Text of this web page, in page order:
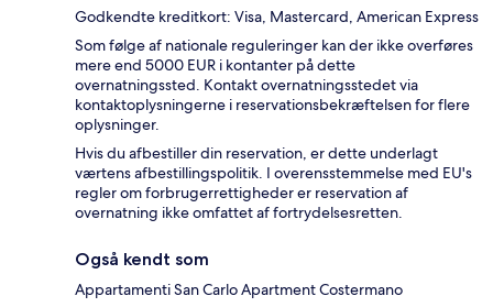
Godkendte kreditkort: Visa, Mastercard, American Express
Som følge af nationale reguleringer kan der ikke overføres
mere end 5000 EUR i kontanter på dette
overnatningssted. Kontakt overnatningsstedet via
kontaktoplysningerne i reservationsbekræftelsen for flere
oplysninger.
Hvis du afbestiller din reservation, er dette underlagt
værtens afbestillingspolitik. I overensstemmelse med EU's
regler om forbrugerrettigheder er reservation af
overnatning ikke omfattet af fortrydelsesretten.
Også kendt som
Appartamenti San Carlo Apartment Costermano